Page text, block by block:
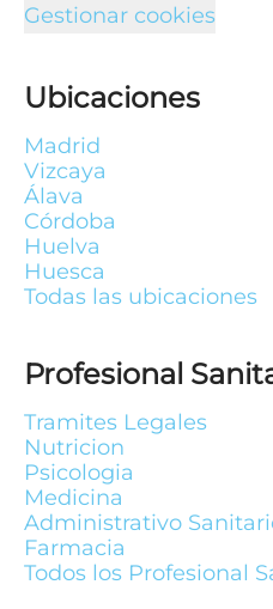
Gestionar cookies
Ubicaciones
Madrid
Vizcaya
Álava
Córdoba
Huelva
Huesca
Todas las ubicaciones
Profesional
Tramites Legales
Nutricion
Psicologia
Medicina
Administrativo
Farmacia
Todos los Profesional